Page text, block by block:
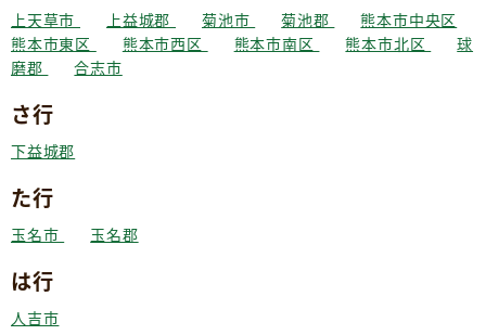
上天草市 上益城郡 菊池市 菊池郡
熊本市中央区
熊本市東区
熊本市西区 熊本市南区 熊本市北区
球
磨郡
合志市
さ行
下益城郡
た行
玉名市 玉名郡
は行
人吉市